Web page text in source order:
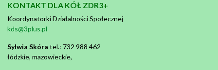
KONTAKT DLA KÓŁ ZDR3+
Koordynatorki Działalności Społecznej
kds@3plus.pl
Sylwia Skóra tel.: 732 988 462
łódzkie, mazowieckie,